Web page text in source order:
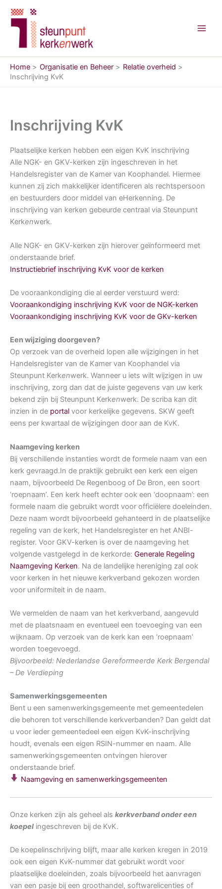
naar
inhoud
Home Organisatie en Beheer
Relatie overheid
Inschrijving KvK
Inschrijving KvK
Plaatselijke kerken hebben een eigen KvK inschrijving
Alle NGK- en GKV-kerken zijn ingeschreven in het
Handelsregister van de Kamer van Koophandel. Hiermee
kunnen zij zich makkelijker identificeren als rechtspersoon
en bestuurders door middel van eHerkenning. De
inschrijving van kerken gebeurde centraal via Steunpunt
Kerkenwerk.
Alle NGK- en GKV-kerken zijn hierover geïnformeerd met
onderstaande brief.
Instructiebrief inschrijving KvK voor de kerken
De vooraankondiging die al eerder verstuurd werd:
Vooraankondiging inschrijving KvK voor de NGK-kerken
Vooraankondiging inschrijving KvK voor de GKv-kerken
Een wijziging doorgeven?
Op verzoek van de overheid lopen alle wijzigingen in het
Handelsregister van de Kamer van Koophandel via
Steunpunt Kerkenwerk. Wanneer u iets wilt wijzigen in uw
inschrijving, zorg dan dat de juiste gegevens van uw kerk
bekend zijn bij Steunpunt Kerkenwerk. De scriba kan dit
inzien in de portal voor kerkelijke gegevens. SKW geeft
eens per kwartaal de wijzigingen door aan de KvK.
Naamgeving kerken
Bij verschillende instanties wordt de formele naam van een
kerk gevraagd.In de praktijk gebruikt een kerk een eigen
naam, bijvoorbeeld De Regenboog of De Bron, een soort
‘roepnaam’. Een kerk heeft echter ook een ‘doopnaam’: een
formele naam die gebruikt wordt voor officiëlere doeleinden.
Deze naam wordt bijvoorbeeld gehanteerd in de plaatselijke
regeling van de kerk, het Handelsregister en het ANBI-
register. Voor GKV-kerken is over de naamgeving het
volgende vastgelegd in de kerkorde: Generale Regeling
Naamgeving Kerken. Na de landelijke hereniging zal ook
voor kerken in het nieuwe kerkverband gekozen worden
voor uniformiteit in de naam.
We vermelden de naam van het kerkverband, aangevuld
met de plaatsnaam en eventueel een toevoeging van een
wijknaam. Op verzoek van de kerk kan een ‘roepnaam’
worden toegevoegd.
Bijvoorbeeld: Nederlandse Gereformeerde Kerk Bergendal
– De Verdieping
Samenwerkingsgemeenten
Bent u een samenwerkingsgemeente met gemeentedelen
die behoren tot verschillende kerkverbanden? Dan geldt dat
u voor ieder gemeentedeel een eigen KvK-inschrijving
houdt, evenals een eigen RSIN-nummer en naam. Alle
samenwerkingsgemeenten ontvingen hierover
onderstaande brief.
Naamgeving en samenwerkingsgemeenten
Onze kerken zijn als geheel als kerkverband onder een
koepel ingeschreven bij de KvK.
De koepelinschrijving blijft, maar alle kerken kregen in 2019
ook een eigen KvK-nummer dat gebruikt wordt voor
plaatselijke doeleinden, zoals bijvoorbeeld het aanvragen
van een pasje bij een groothandel, softwarelicenties of